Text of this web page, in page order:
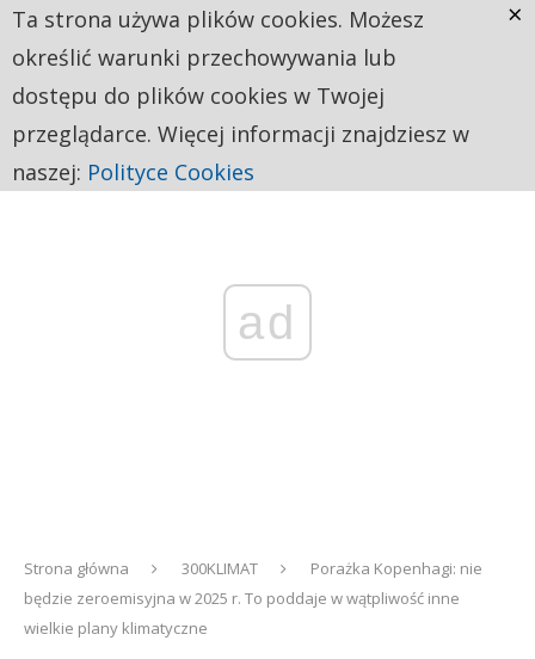
ad
Strona główna 300KLIMAT
Porażka Kopenhagi: nie
będzie zeroemisyjna w 2025 r. To poddaje w wątpliwość inne
wielkie plany klimatyczne
Ta strona używa plików cookies. Możesz
określić warunki przechowywania lub
dostępu do plików cookies w Twojej
przeglądarce. Więcej informacji znajdziesz w
naszej: Polityce Cookies
×